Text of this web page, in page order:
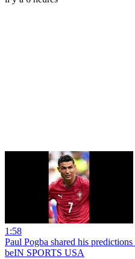
1:58
Paul Pogba shared his
beIN SPORTS USA